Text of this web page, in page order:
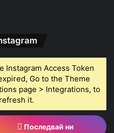
Instagram Access Token
Go to the Theme
page > Integrations, to
it.
Последвай ни